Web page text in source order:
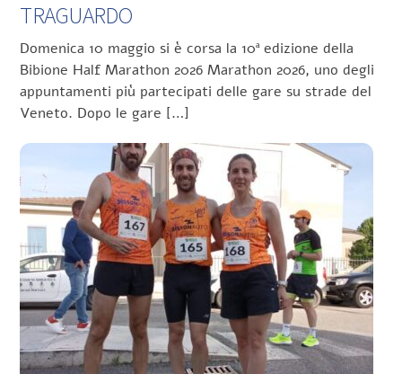
TRAGUARDO
Domenica 10 maggio si è corsa la 10ª edizione della
Bibione Half Marathon 2026 Marathon 2026, uno degli
appuntamenti più partecipati delle gare su strade del
Veneto. Dopo le gare […]